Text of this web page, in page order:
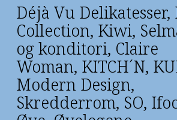
Déjà Vu Delikatesser,
Collection, Kiwi,
og konditori, Claire
Woman, KITCH´N,
Modern Design,
Skredderrom, SO,